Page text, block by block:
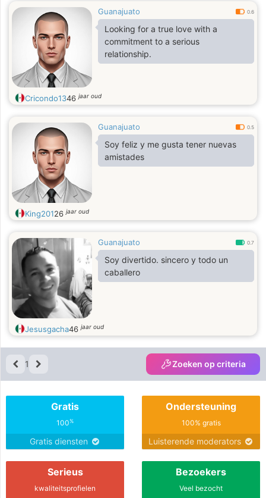
Guanajuato 0.6
Looking for a true love with a
commitment to a serious
relationship.
Cricondo1346jaar oud
Guanajuato 0.5
Soy feliz y me gusta tener nuevas
amistades
King20126jaar oud
Guanajuato 0.7
Soy divertido. sincero y todo un
caballero
Jesusgacha46jaar oud
1 Zoeken op criteria
Gratis
100%
Gratis diensten
Ondersteuning
100% gratis
Luisterende moderators
Serieus
kwaliteitsprofielen
Bezoekers
Veel bezocht